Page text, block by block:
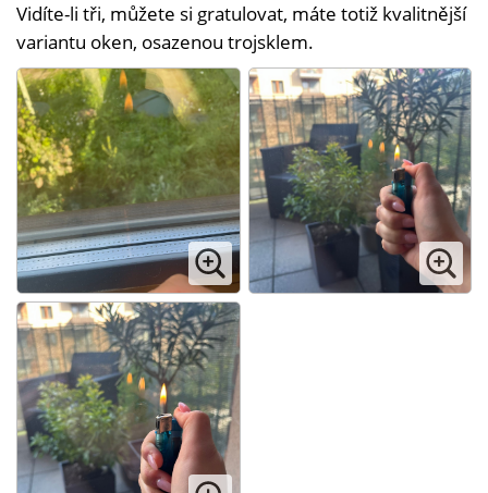
Vidíte-li tři, můžete si gratulovat, máte totiž kvalitnější
variantu oken, osazenou trojsklem.